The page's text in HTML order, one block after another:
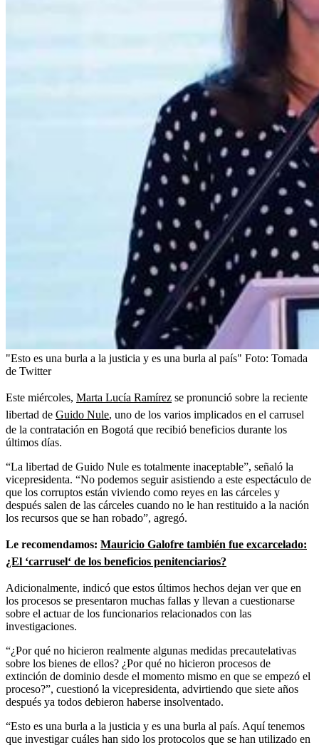
"Esto es una burla a la justicia y es una burla al país" Foto: Tomada
de Twitter
Este miércoles, Marta Lucía Ramírez se pronunció sobre la reciente
libertad de Guido Nule, uno de los varios implicados en el carrusel
de la contratación en Bogotá que recibió beneficios durante los
últimos días.
“La libertad de Guido Nule es totalmente inaceptable”, señaló la
vicepresidenta. “No podemos seguir asistiendo a este espectáculo de
que los corruptos están viviendo como reyes en las cárceles y
después salen de las cárceles cuando no le han restituido a la nación
los recursos que se han robado”, agregó.
Le recomendamos: Mauricio Galofre también fue excarcelado:
¿El ‘carrusel‘ de los beneficios penitenciarios?
Adicionalmente, indicó que estos últimos hechos dejan ver que en
los procesos se presentaron muchas fallas y llevan a cuestionarse
sobre el actuar de los funcionarios relacionados con las
investigaciones.
“¿Por qué no hicieron realmente algunas medidas precautelativas
sobre los bienes de ellos? ¿Por qué no hicieron procesos de
extinción de dominio desde el momento mismo en que se empezó el
proceso?”, cuestionó la vicepresidenta, advirtiendo que siete años
después ya todos debieron haberse insolventado.
“Esto es una burla a la justicia y es una burla al país. Aquí tenemos
que investigar cuáles han sido los protocolos que se han utilizado en